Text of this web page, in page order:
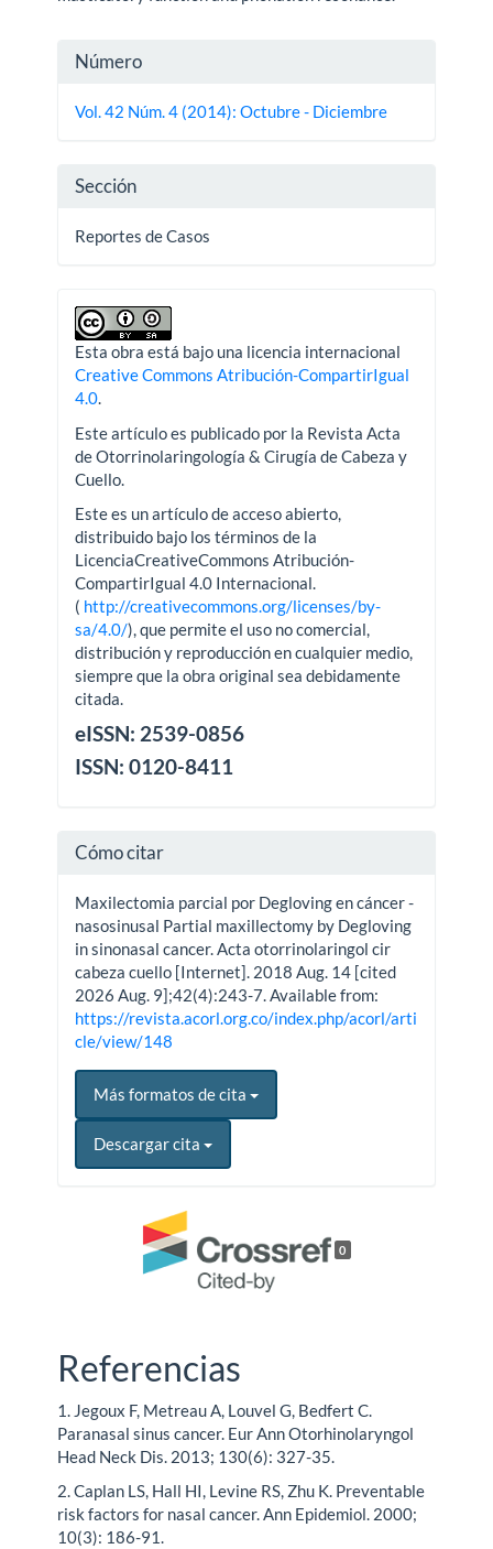
Detalles
del
Número
Vol. 42 Núm. 4 (2014): Octubre - Diciembre
Sección
Reportes de Casos
Esta obra está bajo una licencia internacional
Creative Commons Atribución-CompartirIgual
4.0.
Este artículo es publicado por la Revista Acta
de Otorrinolaringología & Cirugía de Cabeza y
Cuello.
Este es un artículo de acceso abierto,
distribuido bajo los términos de la
LicenciaCreativeCommons Atribución-
CompartirIgual 4.0 Internacional.
( http://creativecommons.org/licenses/by-
sa/4.0/), que permite el uso no comercial,
distribución y reproducción en cualquier medio,
siempre que la obra original sea debidamente
citada.
eISSN: 2539-0856
ISSN: 0120-8411
Cómo citar
Maxilectomia parcial por Degloving en cáncer -
nasosinusal Partial maxillectomy by Degloving
in sinonasal cancer. Acta otorrinolaringol cir
cabeza cuello [Internet]. 2018 Aug. 14 [cited
2026 Aug. 9];42(4):243-7. Available from:
https://revista.acorl.org.co/index.php/acorl/arti
cle/view/148
Más formatos de cita
Descargar cita
0
Referencias
1. Jegoux F, Metreau A, Louvel G, Bedfert C.
Paranasal sinus cancer. Eur Ann Otorhinolaryngol
Head Neck Dis. 2013; 130(6): 327-35.
2. Caplan LS, Hall HI, Levine RS, Zhu K. Preventable
risk factors for nasal cancer. Ann Epidemiol. 2000;
10(3): 186-91.